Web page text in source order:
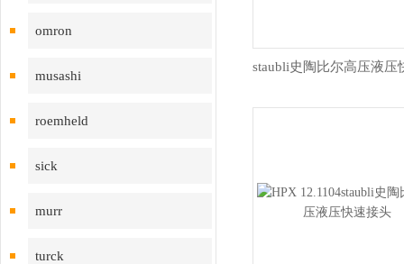
omron
musashi
roemheld
sick
murr
turck